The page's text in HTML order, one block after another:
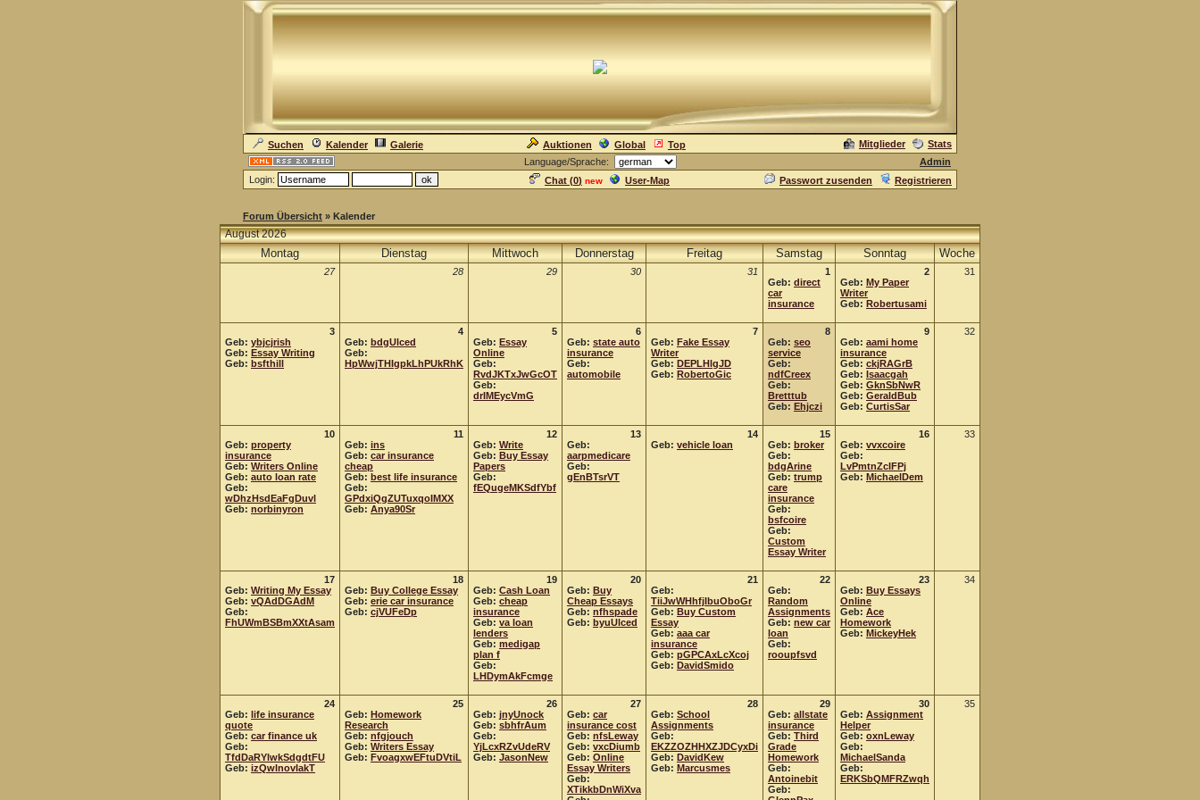
Suchen Kalender Galerie Auktionen Global Top Mitglieder
Stats
Language/Sprache:
Admin
Login:
Chat (0) new User-Map Passwort zusenden Registrieren
Forum Übersicht » Kalender
August 2026
Montag Dienstag Mittwoch Donnerstag Freitag Samstag Sonntag Woche
27 28 29 30 31
1
Geb: direct
car
insurance
2
Geb: My Paper
Writer
Geb: Robertusami
31
3
Geb: ybjcjrish
Geb: Essay Writing
Geb: bsfthill
4
Geb: bdgUlced
Geb:
HpWwjTHIgpkLhPUkRhK
5
Geb: Essay
Online
Geb:
RvdJKTxJwGcOT
Geb:
drIMEycVmG
6
Geb: state auto
insurance
Geb:
automobile
7
Geb: Fake Essay
Writer
Geb: DEPLHlgJD
Geb: RobertoGic
8
Geb: seo
service
Geb:
ndfCreex
Geb:
Bretttub
Geb: Ehjczi
9
Geb: aami home
insurance
Geb: ckjRAGrB
Geb: Isaacgah
Geb: GknSbNwR
Geb: GeraldBub
Geb: CurtisSar
32
10
Geb: property
insurance
Geb: Writers Online
Geb: auto loan rate
Geb:
wDhzHsdEaFgDuvl
Geb: norbinyron
11
Geb: ins
Geb: car insurance
cheap
Geb: best life insurance
Geb:
GPdxiQgZUTuxqoIMXX
Geb: Anya90Sr
12
Geb: Write
Geb: Buy Essay
Papers
Geb:
fEQugeMKSdfYbf
13
Geb:
aarpmedicare
Geb:
gEnBTsrVT
14
Geb: vehicle loan
15
Geb: broker
Geb:
bdgArine
Geb: trump
care
insurance
Geb:
bsfcoire
Geb:
Custom
Essay Writer
16
Geb: vvxcoire
Geb:
LvPmtnZcIFPj
Geb: MichaelDem
33
17
Geb: Writing My Essay
Geb: vQAdDGAdM
Geb:
FhUWmBSBmXXtAsam
18
Geb: Buy College Essay
Geb: erie car insurance
Geb: cjVUFeDp
19
Geb: Cash Loan
Geb: cheap
insurance
Geb: va loan
lenders
Geb: medigap
plan f
Geb:
LHDymAkFcmge
20
Geb: Buy
Cheap Essays
Geb: nfhspade
Geb: byuUlced
21
Geb:
TiiJwWHhfjIbuOboGr
Geb: Buy Custom
Essay
Geb: aaa car
insurance
Geb: pGPCAxLcXcoj
Geb: DavidSmido
22
Geb:
Random
Assignments
Geb: new car
loan
Geb:
rooupfsvd
23
Geb: Buy Essays
Online
Geb: Ace
Homework
Geb: MickeyHek
34
24
Geb: life insurance
quote
Geb: car finance uk
Geb:
TfdDaRYlwkSdgdtFU
Geb: izQwlnovIakT
25
Geb: Homework
Research
Geb: nfgjouch
Geb: Writers Essay
Geb: FvoagxwEFtuDVtiL
26
Geb: jnyUnock
Geb: sbhfrAum
Geb:
YjLcxRZvUdeRV
Geb: JasonNew
27
Geb: car
insurance cost
Geb: nfsLeway
Geb: vxcDiumb
Geb: Online
Essay Writers
Geb:
XTikkbDnWiXva
28
Geb: School
Assignments
Geb:
EKZZOZHHXZJDCyxDi
Geb: DavidKew
Geb: Marcusmes
29
Geb: allstate
insurance
Geb: Third
Grade
Homework
Geb:
Antoinebit
Geb:
30
Geb: Assignment
Helper
Geb: oxnLeway
Geb:
MichaelSanda
Geb:
ERKSbQMFRZwqh
35